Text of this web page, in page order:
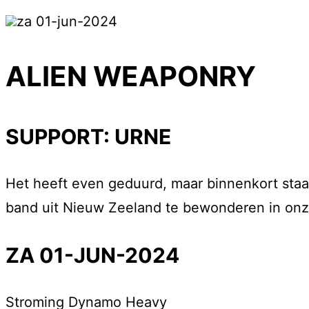
za 01-jun-2024
ALIEN WEAPONRY
SUPPORT: URNE
Het heeft even geduurd, maar binnenkort
band uit Nieuw Zeeland te bewonderen in
ZA 01-JUN-2024
Stroming Dynamo Heavy